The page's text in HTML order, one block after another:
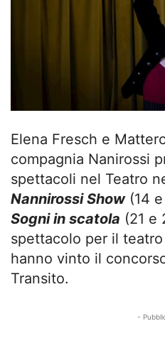
Elena Fresch e
compagnia Nanirossi
spettacoli nel Teatro
Nannirossi Show(14 e
Sogni in scatola (21 e
spettacolo per il
hanno vinto il
Transito.
-